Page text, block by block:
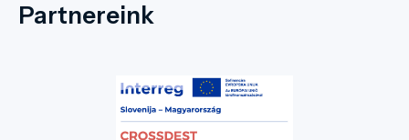
Partnereink